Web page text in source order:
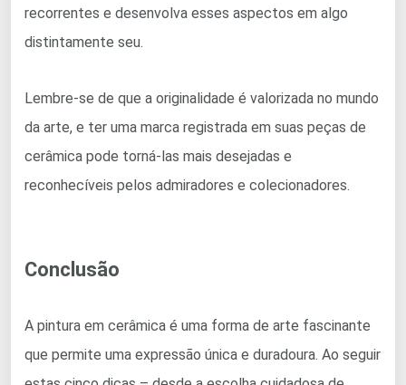
recorrentes e desenvolva esses aspectos em algo
distintamente seu.
Lembre-se de que a originalidade é valorizada no mundo
da arte, e ter uma marca registrada em suas peças de
cerâmica pode torná-las mais desejadas e
reconhecíveis pelos admiradores e colecionadores.
Conclusão
A pintura em cerâmica é uma forma de arte fascinante
que permite uma expressão única e duradoura. Ao seguir